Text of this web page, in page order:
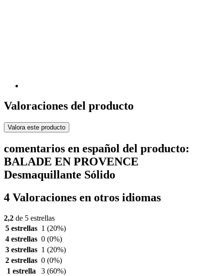
Valoraciones del producto
Valora este producto
comentarios en español del producto:
BALADE EN PROVENCE
Desmaquillante Sólido
4 Valoraciones en otros idiomas
2,2 de 5 estrellas
5 estrellas 1 (20%)
4 estrellas 0 (0%)
3 estrellas 1 (20%)
2 estrellas 0 (0%)
1 estrella
3 (60%)